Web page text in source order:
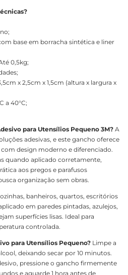
base em borracha sintética e liner
0,5kg;
x 2,5cm x 1,5cm (altura x largura x
a 40°C;
para Utensílios Pequeno 3M? A
adesivas, e este gancho oferece
design moderno e diferenciado.
quando aplicado corretamente,
aos pregos e parafusos
organização sem obras.
banheiros, quartos, escritórios
em paredes pintadas, azulejos,
superfícies lisas. Ideal para
controlada.
para Utensílios Pequeno? Limpe a
deixando secar por 10 minutos.
pressione o gancho firmemente
e aguarde 1 hora antes de